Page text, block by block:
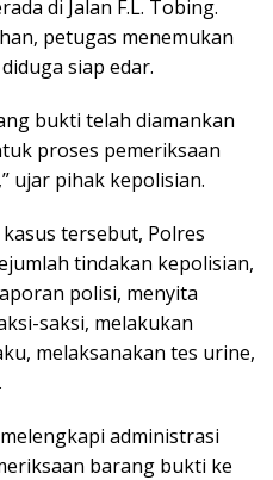
di Jalan F.L. Tobing.
petugas menemukan
siap edar.
bukti telah diamankan
proses pemeriksaan
ujar pihak kepolisian.
tersebut, Polres
tindakan kepolisian,
polisi, menyita
saksi, melakukan
melaksanakan tes urine,
administrasi
barang bukti ke